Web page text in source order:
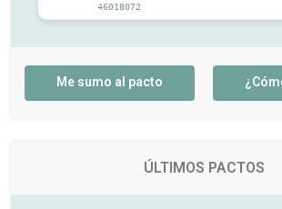
46018072
Me sumo al pacto
ÚLTIMOS PACTOS